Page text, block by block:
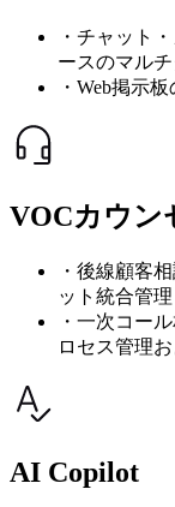
・チャット
ースのマル
・Web掲示
VOCカウン
・後線顧客
ット統合管理
・一次コー
ロセス管理
AI Copilot